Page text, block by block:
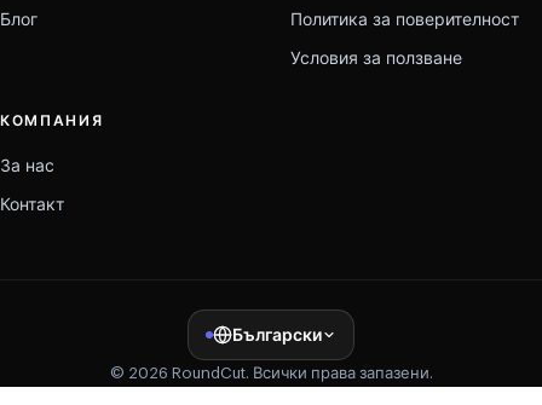
Блог Политика за поверителност
Условия за ползване
КОМПАНИЯ
За нас
Контакт
Български
© 2026 RoundCut. Всички права запазени.